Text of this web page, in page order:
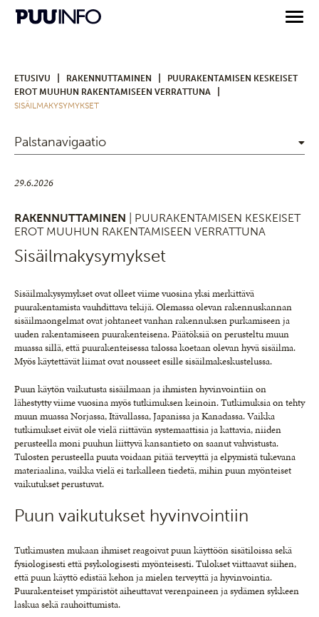
ETUSIVU RAKENNUTTAMINEN
PUURAKENTAMISEN KESKEISET
EROT MUUHUN RAKENTAMISEEN VERRATTUNA
SISÄILMAKYSYMYKSET
Palstanavigaatio
29.6.2026
RAKENNUTTAMINEN
| PUURAKENTAMISEN KESKEISET
EROT MUUHUN RAKENTAMISEEN VERRATTUNA
Sisäilmakysymykset
Sisäilmakysymykset ovat olleet viime vuosina yksi merkittävä
puurakentamista vauhdittava tekijä. Olemassa olevan rakennuskannan
sisäilmaongelmat ovat johtaneet vanhan rakennuksen purkamiseen ja
uuden rakentamiseen puurakenteisena. Päätöksiä on perusteltu muun
muassa sillä, että puurakenteisessa talossa koetaan olevan hyvä sisäilma.
Myös käytettävät liimat ovat nousseet esille sisäilmakeskustelussa.
Puun käytön vaikutusta sisäilmaan ja ihmisten hyvinvointiin on
lähestytty viime vuosina myös tutkimuksen keinoin. Tutkimuksia on tehty
muun muassa Norjassa, Itävallassa, Japanissa ja Kanadassa. Vaikka
tutkimukset eivät ole vielä riittävän systemaattisia ja kattavia, niiden
perusteella moni puuhun liittyvä kansantieto on saanut vahvistusta.
Tulosten perusteella puuta voidaan pitää terveyttä ja elpymistä tukevana
materiaalina, vaikka vielä ei tarkalleen tiedetä, mihin puun myönteiset
vaikutukset perustuvat.
Puun vaikutukset hyvinvointiin
Tutkimusten mukaan ihmiset reagoivat puun käyttöön sisätiloissa sekä
fysiologisesti että psykologisesti myönteisesti. Tulokset viittaavat siihen,
että puun käyttö edistää kehon ja mielen terveyttä ja hyvinvointia.
Puurakenteiset ympäristöt aiheuttavat verenpaineen ja sydämen sykkeen
laskua sekä rauhoittumista.